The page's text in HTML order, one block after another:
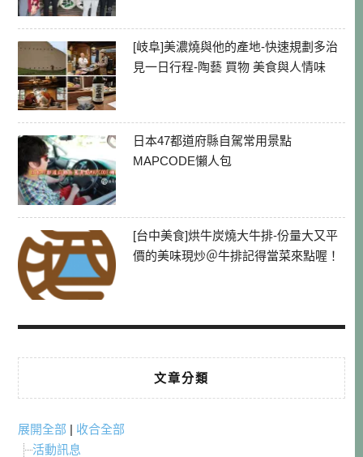
[岐阜]美濃燒與他的產地-快速規劃多治
見一日行程-陶藝 買物 美食與人情味
日本47都道府縣自駕常用景點
MAPCODE懶人包
[台中美食]烘牛炭燒大牛排-份量大又平
價的美味現炒＠牛排記得當菜來點喔！
文章分類
展開全部 | 收合全部
活動訊息